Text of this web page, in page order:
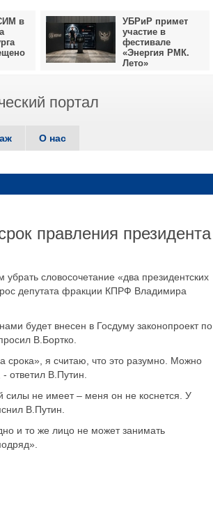
в
УБРиР примет
участие в
фестивале
«Энергия РМК.
Лето»
портал
О нас
правления президента
словосочетание «два президентских
депутата фракции КПРФ Владимира
будет внесен в Госдуму законопроект по
В.Бортко.
срока», я считаю, что это разумно. Можно
ответил В.Путин.
не имеет – меня он не коснется. У
В.Путин.
и то же лицо не может занимать